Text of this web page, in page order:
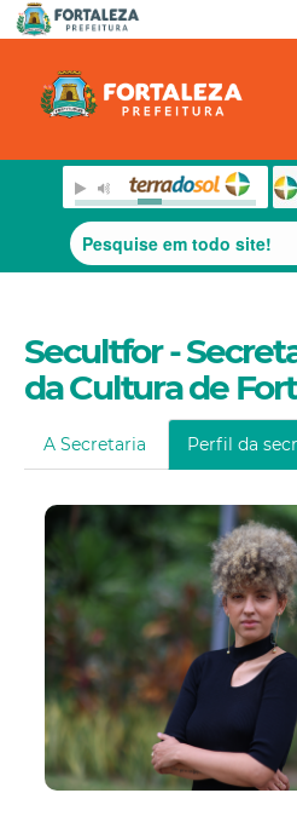
Secultfor -
da Cultura de
A Secretaria Perfil da